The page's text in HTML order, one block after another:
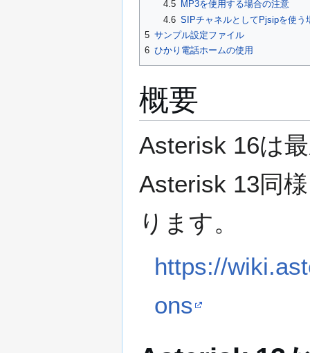
4.5
MP3を使用する場合の注意
4.6 SIPチャネルとしてPjsipを使う
5 サンプル設定ファイル
6 ひかり電話ホームの使用
概要
Asterisk 16は
Asterisk 13同
ります。
https://
ons